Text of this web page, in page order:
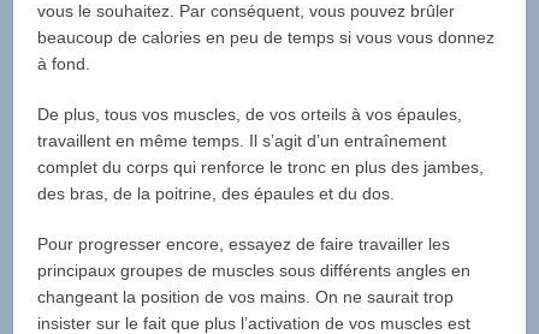
vous le souhaitez. Par conséquent, vous pouvez brûler
beaucoup de calories en peu de temps si vous vous donnez
à fond.
De plus, tous vos muscles, de vos orteils à vos épaules,
travaillent en même temps. Il s’agit d’un entraînement
complet du corps qui renforce le tronc en plus des jambes,
des bras, de la poitrine, des épaules et du dos.
Pour progresser encore, essayez de faire travailler les
principaux groupes de muscles sous différents angles en
changeant la position de vos mains. On ne saurait trop
insister sur le fait que plus l’activation de vos muscles est